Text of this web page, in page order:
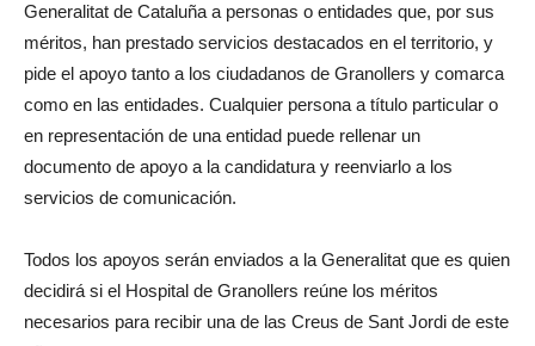
Generalitat de Cataluña a personas o entidades que, por sus
méritos, han prestado servicios destacados en el territorio, y
pide el apoyo tanto a los ciudadanos de Granollers y comarca
como en las entidades. Cualquier persona a título particular o
en representación de una entidad puede rellenar un
documento de apoyo a la candidatura y reenviarlo a los
servicios de comunicación.
Todos los apoyos serán enviados a la Generalitat que es quien
decidirá si el Hospital de Granollers reúne los méritos
necesarios para recibir una de las Creus de Sant Jordi de este